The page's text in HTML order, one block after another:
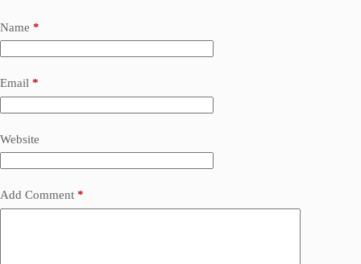
Name *
Email *
Website
Add Comment *